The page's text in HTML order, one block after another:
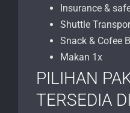
Insurance &
Shuttle
Snack & Cofee
Makan 1x
PILIHAN
TERSEDIA